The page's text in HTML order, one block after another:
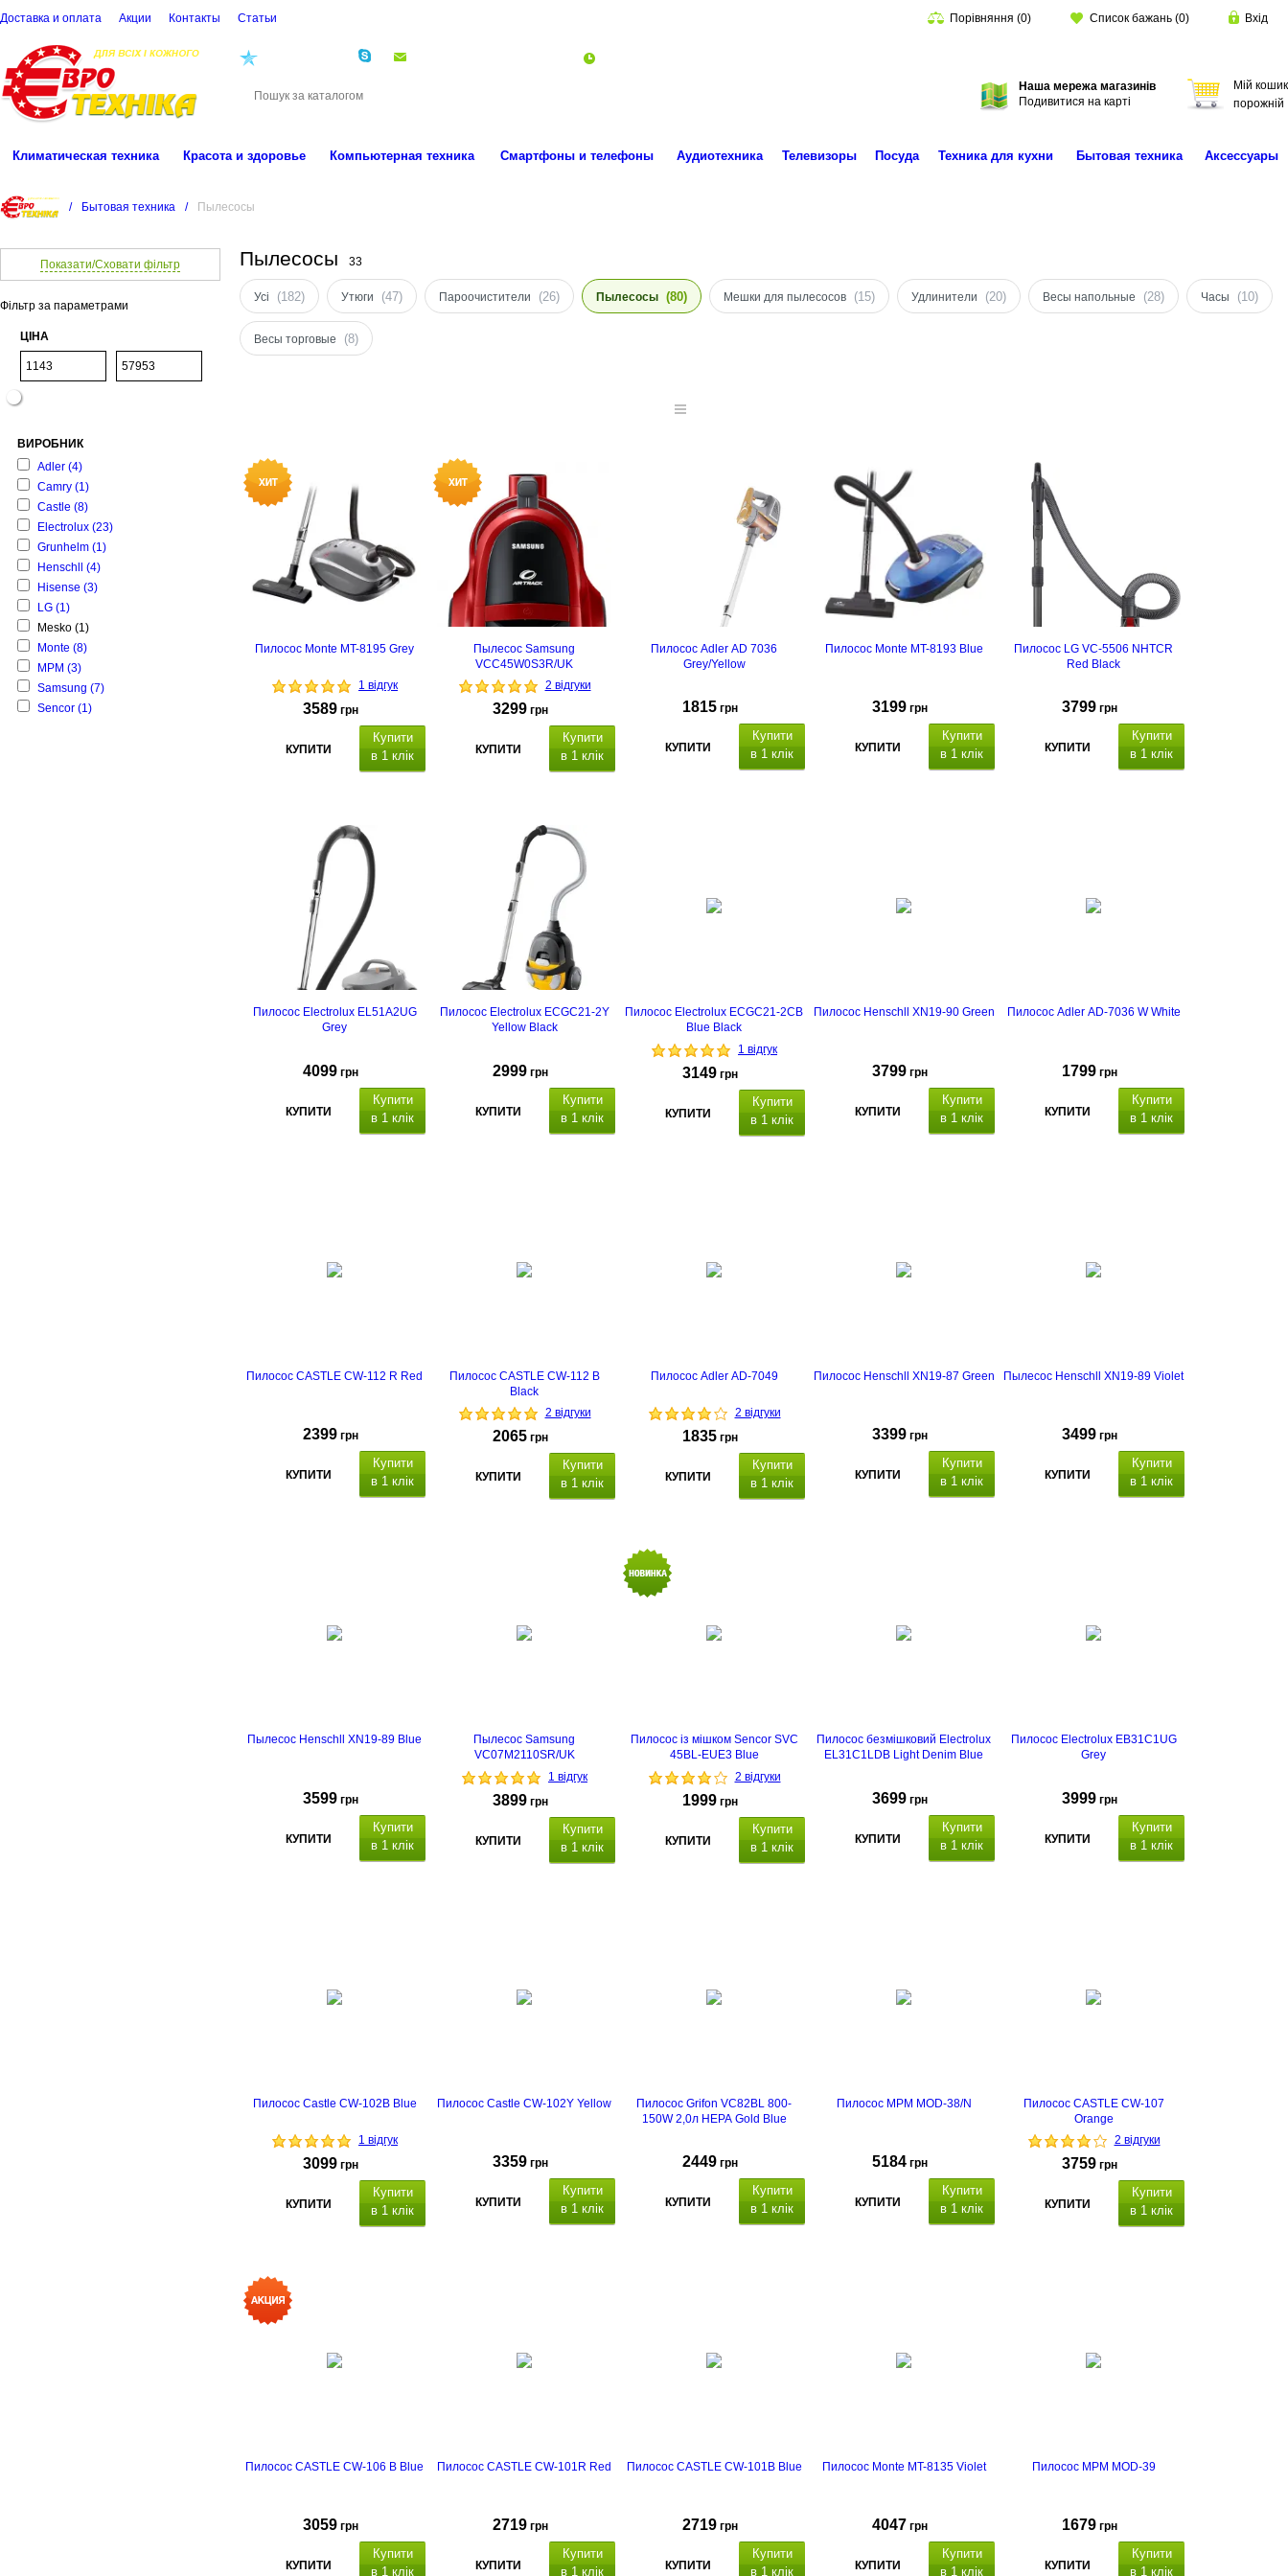
Доставка и оплата Акции Контакты Cтатьи Порівняння (0) Список бажань (0) Вхід
Наша мережа магазинів
Подивитися на карті
Мій кошик
порожній
Климатическая техника Красота и здоровье Компьютерная техника Смартфоны и телефоны Аудиотехника Телевизоры Посуда Техника для кухни Бытовая техника Аксессуары
/ Бытовая техника / Пылесосы
Показати/Сховати фільтр
Фільтр за параметрами
ЦІНА
ВИРОБНИК
Adler (4)
Camry (1)
Castle (8)
Electrolux (23)
Grunhelm (1)
Henschll
(4)
Hisense (3)
LG (1)
Mesko (1)
Monte (8)
MPM (3)
Samsung (7)
Senсor (1)
Пылесосы 33
Усі (182) Утюги (47) Пароочистители (26) Пылесосы (80) Мешки для пылесосов (15) Удлинители (20) Весы напольные (28) Часы (10)
Весы торговые (8)
Пилосос Monte MT-8195 Grey
1 відгук
3589 грн
КУПИТИ
Купити
в 1 клік
Пылесос Samsung
VCC45W0S3R/UK
2 відгуки
3299 грн
КУПИТИ
Купити
в 1 клік
Пилосос Adler AD 7036
Grey/Yellow
1815 грн
КУПИТИ
Купити
в 1 клік
Пилосос Monte MT-8193 Blue
3199 грн
КУПИТИ
Купити
в 1 клік
Пилосос LG VC-5506 NHTCR
Red Black
3799 грн
КУПИТИ
Купити
в 1 клік
Пилосос Electrolux EL51A2UG
Grey
4099 грн
КУПИТИ
Купити
в 1 клік
Пилосос Electrolux ECGC21-2Y
Yellow Black
2999 грн
КУПИТИ
Купити
в 1 клік
Пилосос Electrolux ECGC21-2CB
Blue Black
1 відгук
3149 грн
КУПИТИ
Купити
в 1 клік
Пилосос Henschll XN19-90 Green
3799 грн
КУПИТИ
Купити
в 1 клік
Пилосос Adler AD-7036 W White
1799 грн
КУПИТИ
Купити
в 1 клік
Пилосос CASTLE CW-112 R Red
2399 грн
КУПИТИ
Купити
в 1 клік
Пилосос CASTLE CW-112 B
Black
2 відгуки
2065 грн
КУПИТИ
Купити
в 1 клік
Пилосос Adler AD-7049
2 відгуки
1835 грн
КУПИТИ
Купити
в 1 клік
Пилосос Henschll XN19-87 Green
3399 грн
КУПИТИ
Купити
в 1 клік
Пылесос Henschll XN19-89 Violet
3499 грн
КУПИТИ
Купити
в 1 клік
Пылесос Henschll XN19-89 Blue
3599 грн
КУПИТИ
Купити
в 1 клік
Пылесос Samsung
VC07M2110SR/UK
1 відгук
3899 грн
КУПИТИ
Купити
в 1 клік
Пилосос із мішком Sencor SVC
45BL-EUE3 Blue
2 відгуки
1999 грн
КУПИТИ
Купити
в 1 клік
Пилосос безмішковий Electrolux
EL31C1LDB Light Denim Blue
3699 грн
КУПИТИ
Купити
в 1 клік
потужності, він гарантує ідеальну
Пилосос Electrolux EB31C1UG
Grey
3999 грн
КУПИТИ
Купити
в 1 клік
Пилосос Castle CW-102B Blue
1 відгук
3099 грн
КУПИТИ
Купити
в 1 клік
Пилосос Castle CW-102Y Yellow
3359 грн
КУПИТИ
Купити
в 1 клік
Пилосос Grifon VC82BL 800-
150W 2,0л HEPA Gold Blue
2449 грн
КУПИТИ
Купити
в 1 клік
Пилосос MPM MOD-38/N
5184 грн
КУПИТИ
Купити
в 1 клік
LED підсвічування
Пилосос CASTLE CW-107
Orange
2 відгуки
3759 грн
КУПИТИ
Купити
в 1 клік
Пилосос CASTLE CW-106 B Blue
3059 грн
КУПИТИ
Купити
в 1 клік
Пилосос CASTLE CW-101R Red
2719 грн
КУПИТИ
Купити
в 1 клік
Пилосос CASTLE CW-101B Blue
2719 грн
КУПИТИ
Купити
в 1 клік
Пилосос Monte MT-8135 Violet
4047 грн
КУПИТИ
Купити
в 1 клік
Пилосос MPM MOD-39
1679 грн
КУПИТИ
Купити
в 1 клік